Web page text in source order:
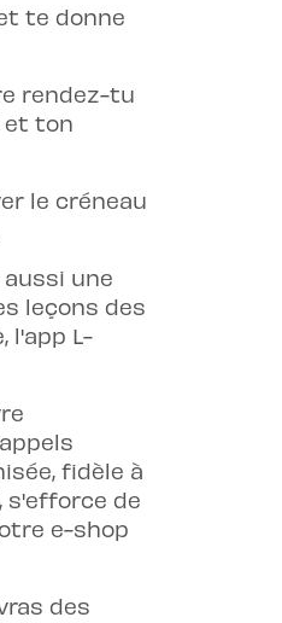
te donne
rendez-tu
et ton
le créneau
une
leçons des
l'app L-
fidèle à
s'efforce de
e-shop
des